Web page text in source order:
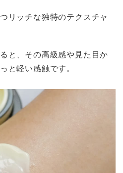
リッチな独特のテクスチャ
と、その高級感や見た目か
と軽い感触です。